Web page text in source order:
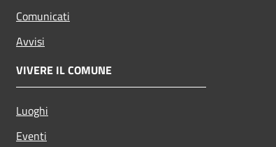
Comunicati
Avvisi
VIVERE IL COMUNE
Luoghi
Eventi